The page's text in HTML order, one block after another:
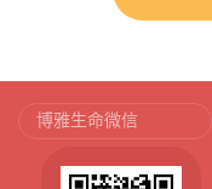
博雅生命微信